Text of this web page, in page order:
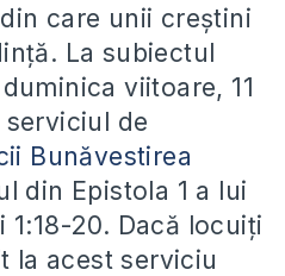
care unii creştini
La subiectul
viitoare, 11
serviciul de
Bunăvestirea
din Epistola 1 a lui
1:18-20. Dacă locuiţi
la acest serviciu